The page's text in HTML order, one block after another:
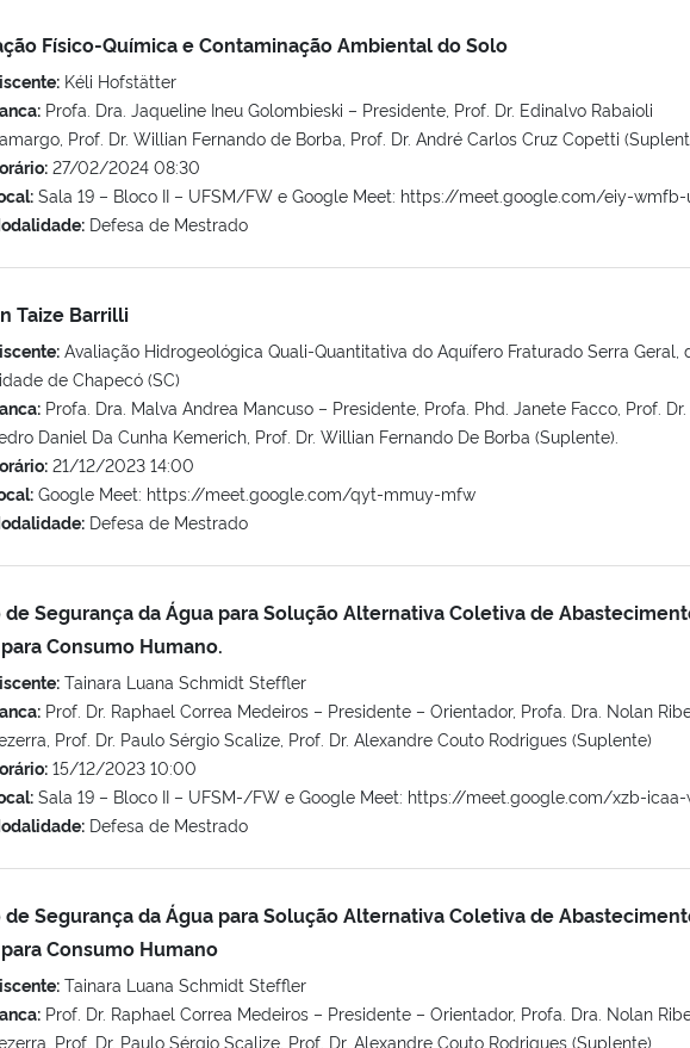
Físico-Química e Contaminação Ambiental do Solo
Kéli Hofstätter
Profa. Dra. Jaqueline Ineu Golombieski – Presidente, Prof. Dr. Edinalvo Rabaioli
Prof. Dr. Willian Fernando de Borba, Prof. Dr. André Carlos Cruz Copetti
27/02/2024 08:30
Sala 19 – Bloco II – UFSM/FW e Google Meet: https://meet.google.com/eiy-
Defesa de Mestrado
Taize Barrilli
Avaliação Hidrogeológica Quali-Quantitativa do Aquífero Fraturado Serra Geral,
de Chapecó (SC)
Profa. Dra. Malva Andrea Mancuso – Presidente, Profa. Phd. Janete Facco, Prof. Dr.
Daniel Da Cunha Kemerich, Prof. Dr. Willian Fernando De Borba (Suplente).
21/12/2023 14:00
Google Meet: https://meet.google.com/qyt-mmuy-mfw
Defesa de Mestrado
de Segurança da Água para Solução Alternativa Coletiva de
Consumo Humano.
Tainara Luana Schmidt Steffler
Prof. Dr. Raphael Correa Medeiros – Presidente – Orientador, Profa. Dra. Nolan
Prof. Dr. Paulo Sérgio Scalize, Prof. Dr. Alexandre Couto Rodrigues (Suplente)
15/12/2023 10:00
Sala 19 – Bloco II – UFSM-/FW e Google Meet: https://meet.google.com/xzb-icaa-
Defesa de Mestrado
de Segurança da Água para Solução Alternativa Coletiva de
Consumo Humano
Tainara Luana Schmidt Steffler
Prof. Dr. Raphael Correa Medeiros – Presidente – Orientador, Profa. Dra. Nolan
Prof. Dr. Paulo Sérgio Scalize, Prof. Dr. Alexandre Couto Rodrigues (Suplente)